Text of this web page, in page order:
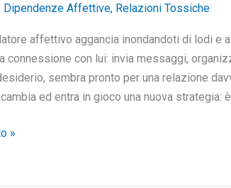
Dipendenze Affettive, Relazioni Tossiche
affettivo aggancia inondandoti di lodi e
connessione con lui: invia messaggi,
sembra pronto per una relazione
ed entra in gioco una nuova strategia:
»